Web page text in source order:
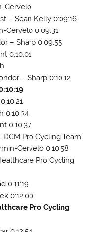
Cervelo
– Sean Kelly 0:09:16
Cervelo 0:09:31
– Sharp 0:09:55
0:10:01
– Sharp 0:10:12
0:10:34
0:10:37
Pro Cycling Team
Cervelo 0:10:58
Pro Cycling
0:11:19
0:12:00
Pro Cycling